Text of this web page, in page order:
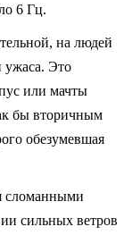
6 Гц.
на людей
ужаса. Это
или мачты
бы вторичным
обезумевшая
сломанными
сильных ветров